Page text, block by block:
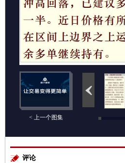
< 上一个图集
评论